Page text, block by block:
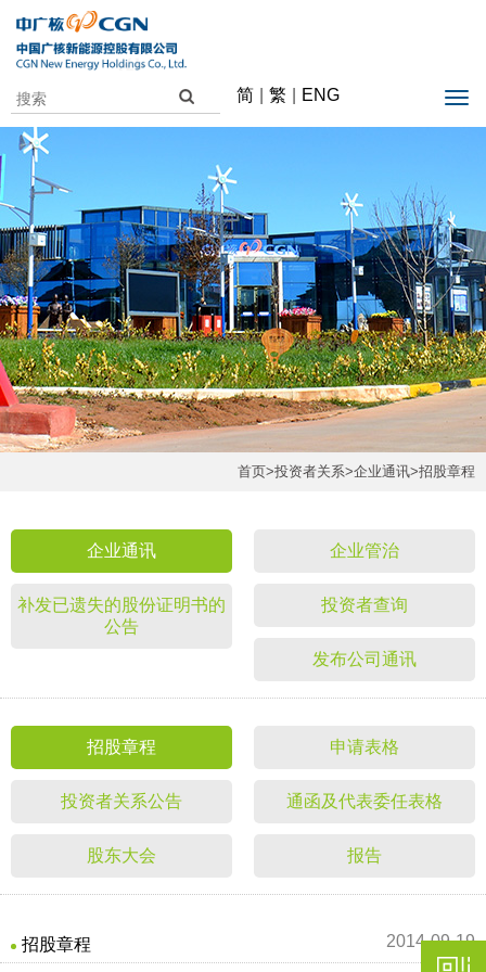
简 繁 ENG
首页>投资者关系>企业通讯>招股章程
企业通讯 企业管治
补发已遗失的股份证明书的
公告
投资者查询
发布公司通讯
招股章程 申请表格
投资者关系公告 通函及代表委任表格
股东大会 报告
招股章程 2014-09-19